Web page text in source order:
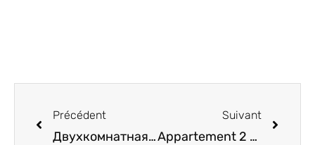
Précédent
Двухкомнатная квартира 36 м2 в Тивате
Suivant
Appartement 2 chambres et 2 salles d’eau de 106 m2